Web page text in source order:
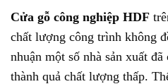
Cửa gỗ công nghiệp HDF
chất lượng công trình không
nhuận một số nhà sản xuất
thành quả chất lượng thấp.